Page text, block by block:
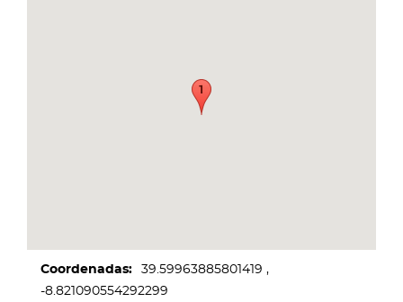
Coordenadas
39.59963885801419
-8.821090554292299